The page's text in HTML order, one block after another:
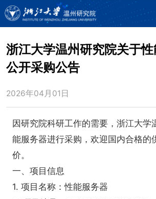
浙江大学温州研究院关于
公开采购公告
2026年04月01日
因研究院科研工作的需要，浙江大学
能服务器进行采购，欢迎国内合格的
价。
一、项目信息
1. 项目名称：性能服务器